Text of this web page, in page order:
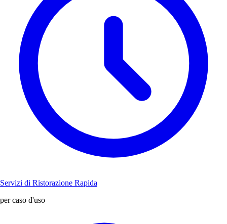
Servizi di Ristorazione Rapida
per caso d'uso